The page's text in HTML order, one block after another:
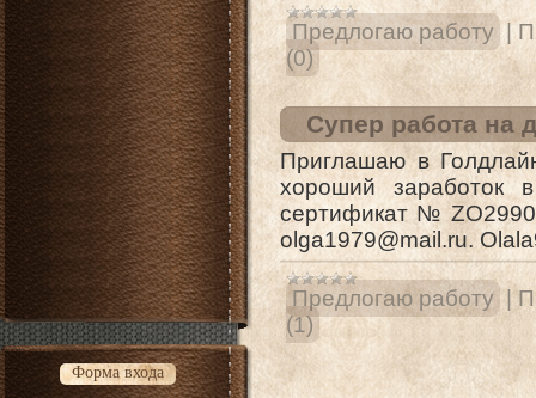
Форма входа
Предлогаю работу |
(0)
Супер работа на
Приглашаю в
хороший заработок
сертификат №
olga1979@mail.ru.
Предлогаю работу |
(1)